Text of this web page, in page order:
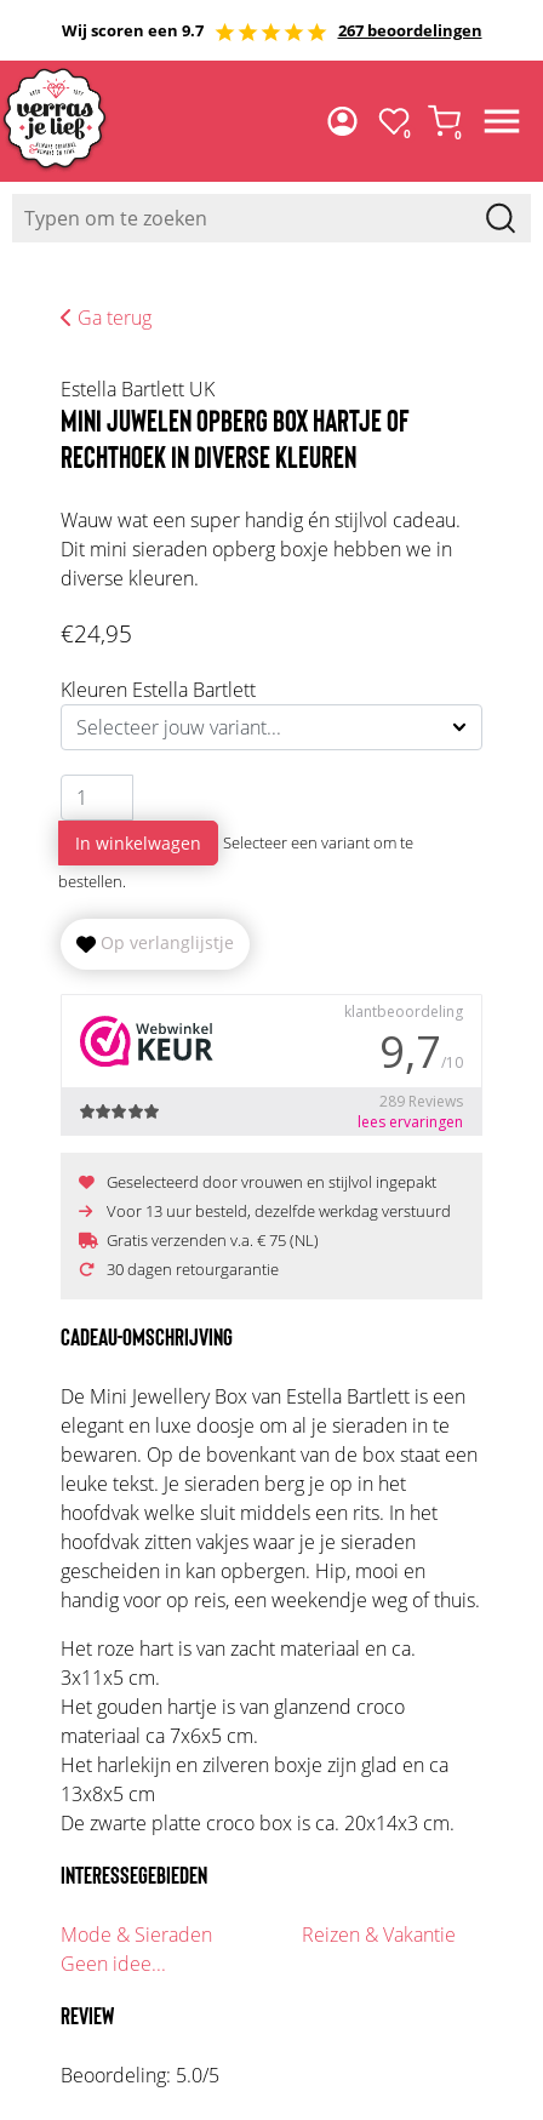
Wij scoren een 9.7 267 beoordelingen
0 0
Ga terug
Estella Bartlett UK
MINI JUWELEN OPBERG BOX HARTJE OF
RECHTHOEK IN DIVERSE KLEUREN
Wauw wat een super handig én stijlvol cadeau.
Dit mini sieraden opberg boxje hebben we in
diverse kleuren.
€24,95
Kleuren Estella Bartlett
In winkelwagen
Selecteer een variant om te
bestellen.
Op verlanglijstje
Geselecteerd door vrouwen en stijlvol ingepakt
Voor 13 uur besteld, dezelfde werkdag verstuurd
Gratis verzenden v.a. € 75 (NL)
30 dagen retourgarantie
CADEAU-OMSCHRIJVING
De Mini Jewellery Box van Estella Bartlett is een
elegant en luxe doosje om al je sieraden in te
bewaren. Op de bovenkant van de box staat een
leuke tekst. Je sieraden berg je op in het
hoofdvak welke sluit middels een rits. In het
hoofdvak zitten vakjes waar je je sieraden
gescheiden in kan opbergen. Hip, mooi en
handig voor op reis, een weekendje weg of thuis.
Het roze hart is van zacht materiaal en ca.
3x11x5 cm.
Het gouden hartje is van glanzend croco
materiaal ca 7x6x5 cm.
Het harlekijn en zilveren boxje zijn glad en ca
13x8x5 cm
De zwarte platte croco box is ca. 20x14x3 cm.
INTERESSEGEBIEDEN
Mode & Sieraden
Reizen & Vakantie
Geen idee...
REVIEW
Beoordeling: 5.0/5